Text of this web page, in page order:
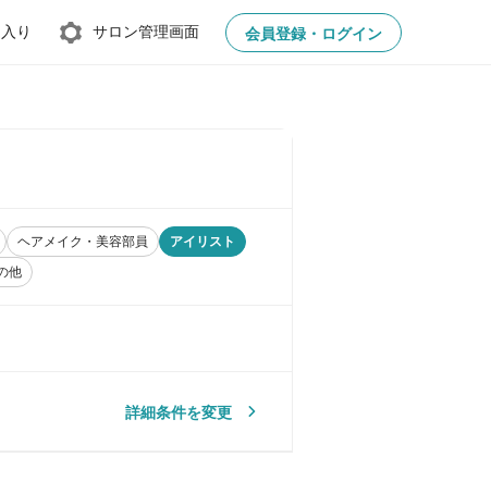
り サロン管理画面 会員登録・ログイン
ヘアメイク・美容部員
アイリスト
他
詳細条件を変更